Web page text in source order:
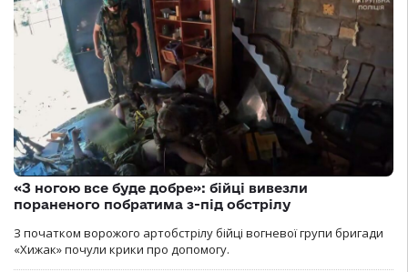
«З ногою все буде добре»: бійці вивезли
пораненого побратима з-під обстрілу
З початком ворожого артобстрілу бійці вогневої групи бригади
«Хижак» почули крики про допомогу.